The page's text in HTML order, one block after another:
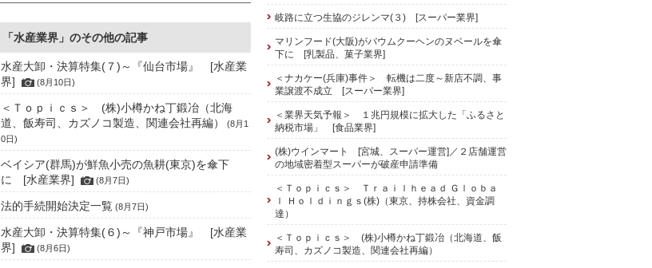
「水産業界」のその他の記事
水産大卸・決算特集(７)～『仙台市場』 [水産業
界]
(8月10日)
＜Ｔｏｐｉｃｓ＞ (株)小樽かね丁鍛冶（北海
道、飯寿司、カズノコ製造、関連会社再編）
(8月1
0日)
ベイシア(群馬)が鮮魚小売の魚耕(東京)を傘下
に [水産業界]
(8月7日)
法的手続開始決定一覧 (8月7日)
水産大卸・決算特集(６)～『神戸市場』 [水産業
界]
(8月6日)
岐路に立つ生協のジレンマ(３) [スーパー業界]
マリンフード(大阪)がバウムクーヘンのヌベールを傘
下に [乳製品、菓子業界]
＜ナカケー(兵庫)事件＞ 転機は二度～新店不調、事
業譲渡不成立 [スーパー業界]
＜業界天気予報＞ １兆円規模に拡大した「ふるさと
納税市場」 [食品業界]
(株)ウインマート [宮城、スーパー運営]／２店舗運営
の地域密着型スーパーが破産申請準備
＜Ｔｏｐｉｃｓ＞ Ｔｒａｉｌｈｅａｄ Ｇｌｏｂａ
ｌ Ｈｏｌｄｉｎｇｓ(株)（東京、持株会社、資金調
達）
＜Ｔｏｐｉｃｓ＞ (株)小樽かね丁鍛冶（北海道、飯
寿司、カズノコ製造、関連会社再編）